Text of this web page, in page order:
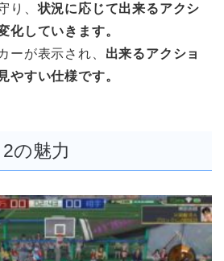
り、状況に応じて出来るアクシ
化していきます。
ーが表示され、 出来るアクショ
やすい仕様です。
の魅力